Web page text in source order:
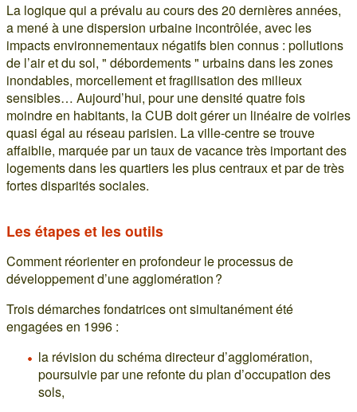
La logique qui a prévalu au cours des 20 dernières années,
a mené à une dispersion urbaine incontrôlée, avec les
impacts environnementaux négatifs bien connus : pollutions
de l’air et du sol, " débordements " urbains dans les zones
inondables, morcellement et fragilisation des milieux
sensibles… Aujourd’hui, pour une densité quatre fois
moindre en habitants, la CUB doit gérer un linéaire de voiries
quasi égal au réseau parisien. La ville-centre se trouve
affaiblie, marquée par un taux de vacance très important des
logements dans les quartiers les plus centraux et par de très
fortes disparités sociales.
Les étapes et les outils
Comment réorienter en profondeur le processus de
développement d’une agglomération ?
Trois démarches fondatrices ont simultanément été
engagées en 1996 :
la révision du schéma directeur d’agglomération,
poursuivie par une refonte du plan d’occupation des
sols,